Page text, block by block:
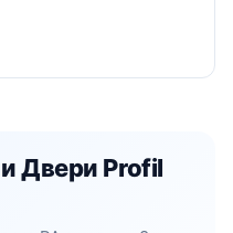
Двери Profil